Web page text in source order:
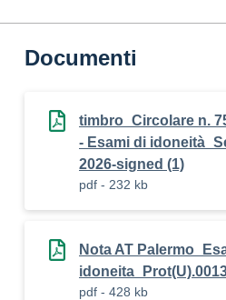
Documenti
timbro_Circolare n.
- Esami di
2026-signed (1)
pdf - 232 kb
Nota AT
pdf - 428 kb